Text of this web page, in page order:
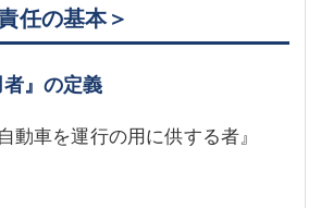
県川口市）
任の基本＞
』の定義
動車を運行の用に供する者』